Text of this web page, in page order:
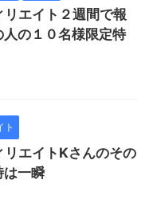
エイト２週間で報
の１０名様限定特
ト
エイトKさんのその
は一瞬